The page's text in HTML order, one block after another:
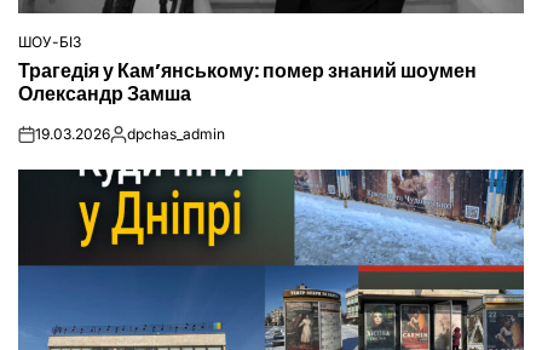
ОПУБЛІКУВАТИ
ШОУ-БІЗ
Трагедія у Кам’янському: помер знаний шоумен
Олександр Замша
on19.03.2026Опубліковано
dpchas_admin